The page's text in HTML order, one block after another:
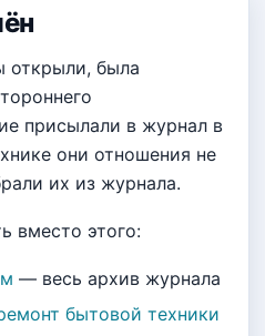
открыли, была
присылали в журнал в
они отношения не
их из журнала.
вместо этого:
— весь архив журнала
бытовой техники